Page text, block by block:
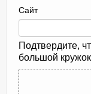
Сайт
Подтвердите,
большой